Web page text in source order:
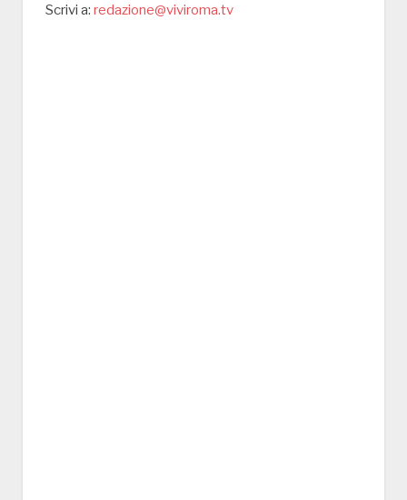
Scrivi a: redazione@viviroma.tv